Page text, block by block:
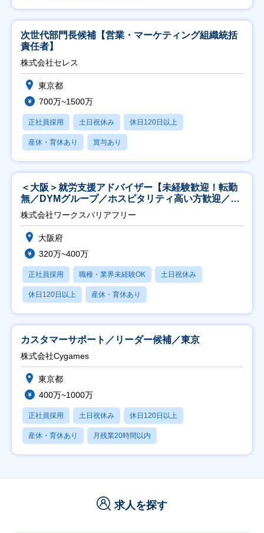
次世代部門長候補【営業・マーケティング組織統括
責任者】
株式会社セレス
東京都
700万~1500万
正社員採用 土日祝休み 休日120日以上
産休・育休あり 賞与あり
＜大阪＞就労支援アドバイザー【未経験歓迎！転勤
無／DYMグループ／ホスピタリティ高い方歓迎／土
日祝】
株式会社ワークスバリアフリー
大阪府
320万~400万
正社員採用 職種・業界未経験OK 土日祝休み
休日120日以上 産休・育休あり
カスタマーサポート／リーダー候補／東京
株式会社Cygames
東京都
400万~1000万
正社員採用 土日祝休み 休日120日以上
産休・育休あり 月残業20時間以内
求人を探す